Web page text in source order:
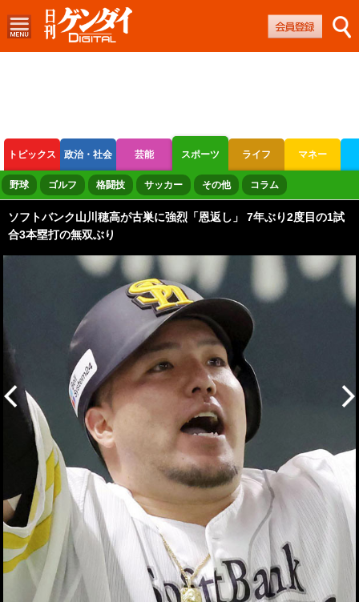
トピックス 政治・社会 芸能 スポーツ ライフ マネー
ボートレース 競輪 オートレース
野球 ゴルフ 格闘技 サッカー その他 コラム
ソフトバンク山川穂高が古巣に強烈「恩返し」 7年ぶり2度目の1試
合3本塁打の無双ぶり